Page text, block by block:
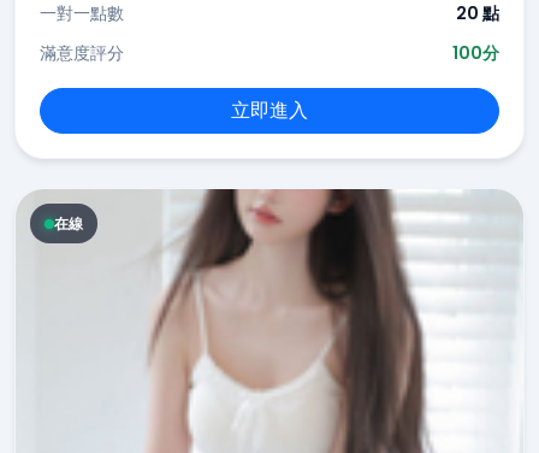
一對一點數
20 點
滿意度評分
100分
立即進入
在線